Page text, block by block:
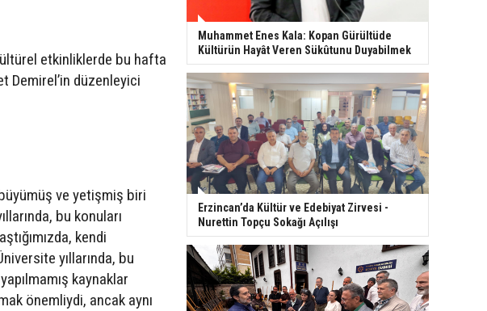
etkinliklerde bu hafta
Demirel’in düzenleyici
ve yetişmiş biri
bu konuları
kendi
yıllarında, bu
kaynaklar
önemliydi, ancak aynı
Muhammet Enes Kala: Kopan Gürültüde
Kültürün Hayât Veren Sükûtunu Duyabilmek
Erzincan’da Kültür ve Edebiyat Zirvesi -
Nurettin Topçu Sokağı Açılışı